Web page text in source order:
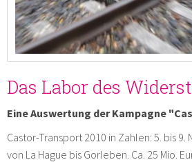
Das Labor des
Eine Auswertung der Kampagne
Castor-Transport 2010 in Zahlen: 5. bis
von La Hague bis Gorleben. Ca. 25 Mio.